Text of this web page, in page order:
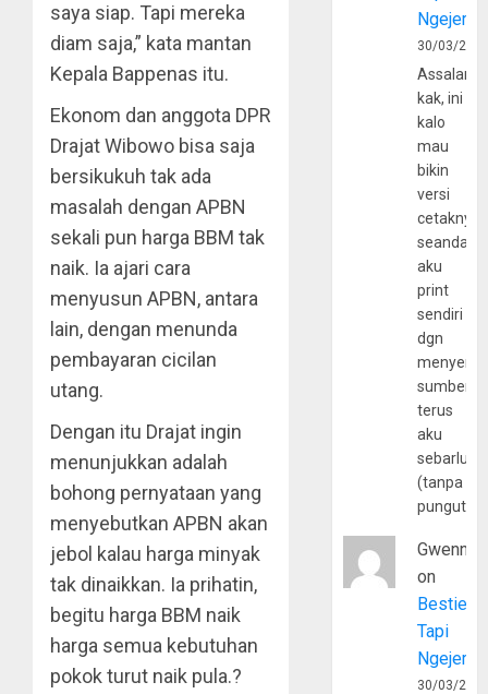
saya siap. Tapi mereka
diam saja,” kata mantan
Kepala Bappenas itu.
Ekonom dan anggota DPR
Drajat Wibowo bisa saja
bersikukuh tak ada
masalah dengan APBN
sekali pun harga BBM tak
naik. Ia ajari cara
menyusun APBN, antara
lain, dengan menunda
pembayaran cicilan
utang.
Dengan itu Drajat ingin
menunjukkan adalah
bohong pernyataan yang
menyebutkan APBN akan
jebol kalau harga minyak
tak dinaikkan. Ia prihatin,
begitu harga BBM naik
harga semua kebutuhan
pokok turut naik pula.?
30/03/
kak, ini
kalo
mau
bikin
versi
cetaknya
aku
print
sendiri
dgn
sumber
terus
aku
(tanpa
Gwenny
on
Bestie
Tapi
30/03/